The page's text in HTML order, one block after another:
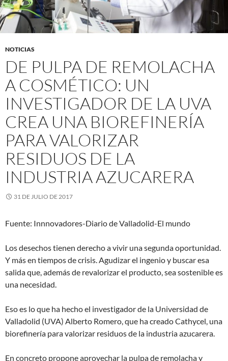
NOTICIAS
DE PULPA DE REMOLACHA
A COSMÉTICO: UN
INVESTIGADOR DE LA UVA
CREA UNA BIOREFINERÍA
PARA VALORIZAR
RESIDUOS DE LA
INDUSTRIA AZUCARERA
31 DE JULIO DE 2017
Fuente: Innnovadores-Diario de Valladolid-El mundo
Los desechos tienen derecho a vivir una segunda oportunidad.
Y más en tiempos de crisis. Agudizar el ingenio y buscar esa
salida que, además de revalorizar el producto, sea sostenible es
una necesidad.
Eso es lo que ha hecho el investigador de la Universidad de
Valladolid (UVA) Alberto Romero, que ha creado Cathycel, una
biorefinería para valorizar residuos de la industria azucarera.
En concreto propone aprovechar la pulpa de remolacha y